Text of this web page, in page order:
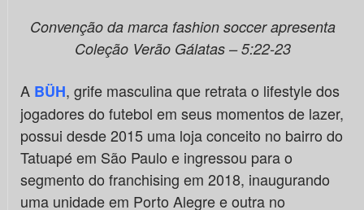
Convenção da marca fashion soccer apresenta
Coleção Verão Gálatas – 5:22-23
A BÜH, grife masculina que retrata o lifestyle dos
jogadores do futebol em seus momentos de lazer,
possui desde 2015 uma loja conceito no bairro do
Tatuapé em São Paulo e ingressou para o
segmento do franchising em 2018, inaugurando
uma unidade em Porto Alegre e outra no